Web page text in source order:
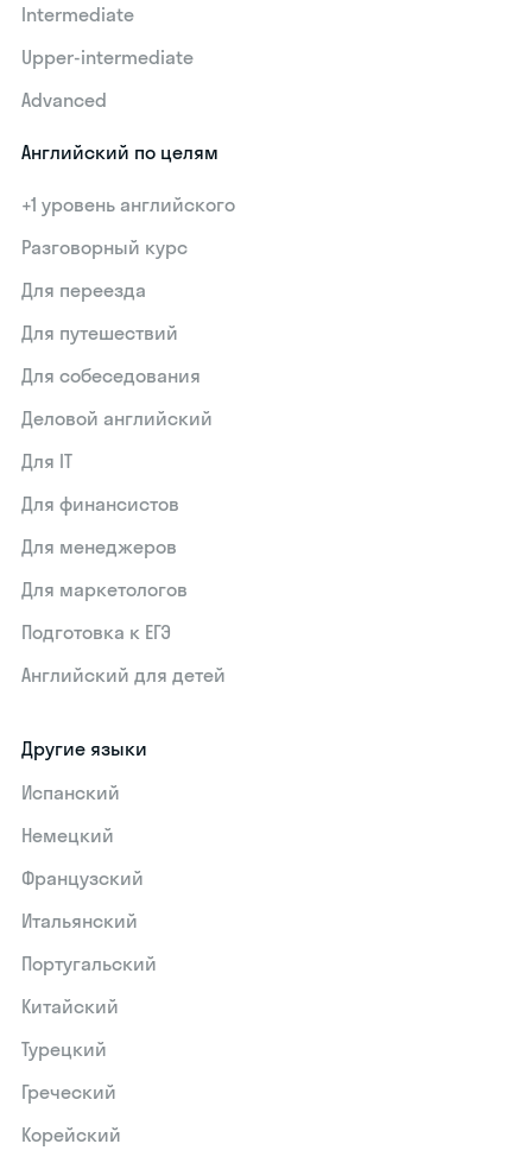
Intermediate
Upper-intermediate
Advanced
Английский по целям
+1 уровень английского
Разговорный курс
Для переезда
Для путешествий
Для собеседования
Деловой английский
Для IT
Для финансистов
Для менеджеров
Для маркетологов
Подготовка к ЕГЭ
Английский для детей
Другие языки
Испанский
Немецкий
Французский
Итальянский
Португальский
Китайский
Турецкий
Греческий
Корейский